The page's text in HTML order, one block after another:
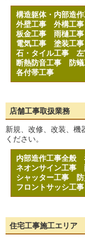
構造躯体・内部造
外壁工事外構工
板金工事雨樋工
電気工事塗装工
石・タイル工事
断熱防音工事
防
各付帯工事
店舗工事取扱業務
新規、改修、改装、機
ください。
内部造作工事全般
ネオンサイン工事
シャッター工事
フロントサッシ工
住宅工事施工エリア